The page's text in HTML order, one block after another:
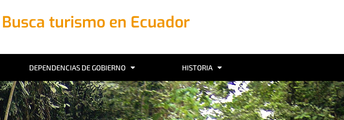
Busca turismo en Ecuador
DEPENDENCIAS DE GOBIERNO HISTORIA